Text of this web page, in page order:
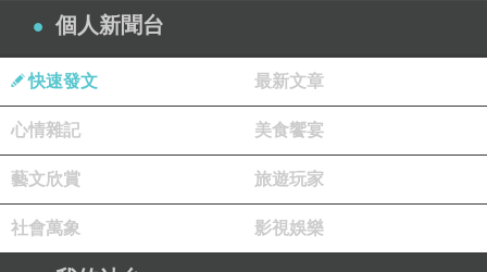
個人新聞台
快速發文 最新文章
心情雜記 美食饗宴
藝文欣賞 旅遊玩家
社會萬象 影視娛樂